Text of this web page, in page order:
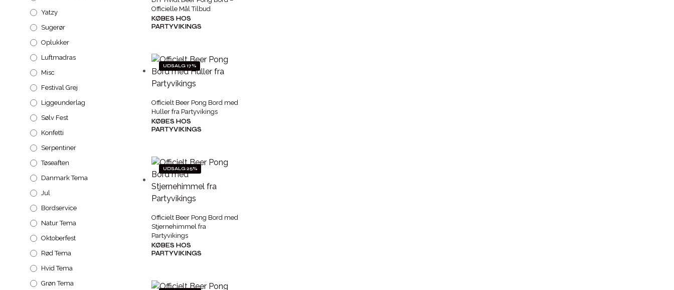
Yatzy
Sugerør
Oplukker
Luftmadras
Misc
Festival Grej
Liggeunderlag
Sølv Fest
Konfetti
Serpentiner
Tøseaften
Danmark Tema
Jul
Bordservice
Natur Tema
Oktoberfest
Rød Tema
Hvid Tema
Grøn Tema
Officielle Mål Tilbud
KØBES HOS
PARTYVIKINGS
UDSALG 17%
Officielt Beer Pong Bord med
Huller fra Partyvikings
KØBES HOS
PARTYVIKINGS
UDSALG 25%
Officielt Beer Pong Bord med
Stjernehimmel fra
Partyvikings
KØBES HOS
PARTYVIKINGS